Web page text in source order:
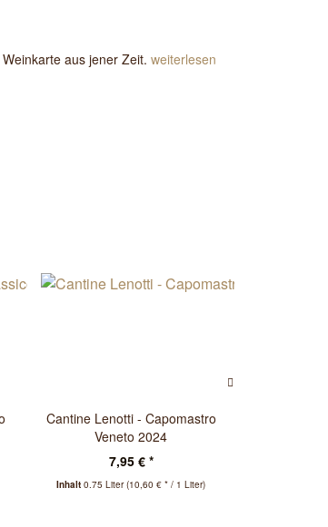
aus jener Zeit. weiterlesen
Cantine Lenotti - Capomastro
Veneto 2024
7,95 € *
Inhalt0.75 Liter(10,60 € * / 1 Liter)